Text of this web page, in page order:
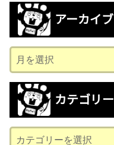
アーカイブ
ー
カ
ブ
カテゴリー